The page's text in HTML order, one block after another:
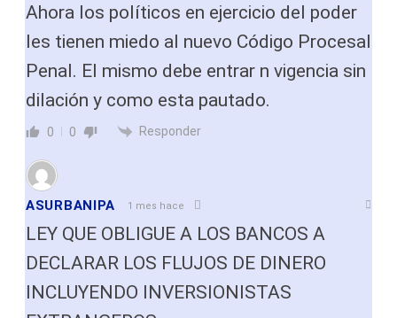
Ahora los políticos en ejercicio del poder
les tienen miedo al nuevo Código Procesal
Penal. El mismo debe entrar n vigencia sin
dilación y como esta pautado.
0 0 Responder
ASURBANIPA 1 mes hace
LEY QUE OBLIGUE A LOS BANCOS A
DECLARAR LOS FLUJOS DE DINERO
INCLUYENDO INVERSIONISTAS